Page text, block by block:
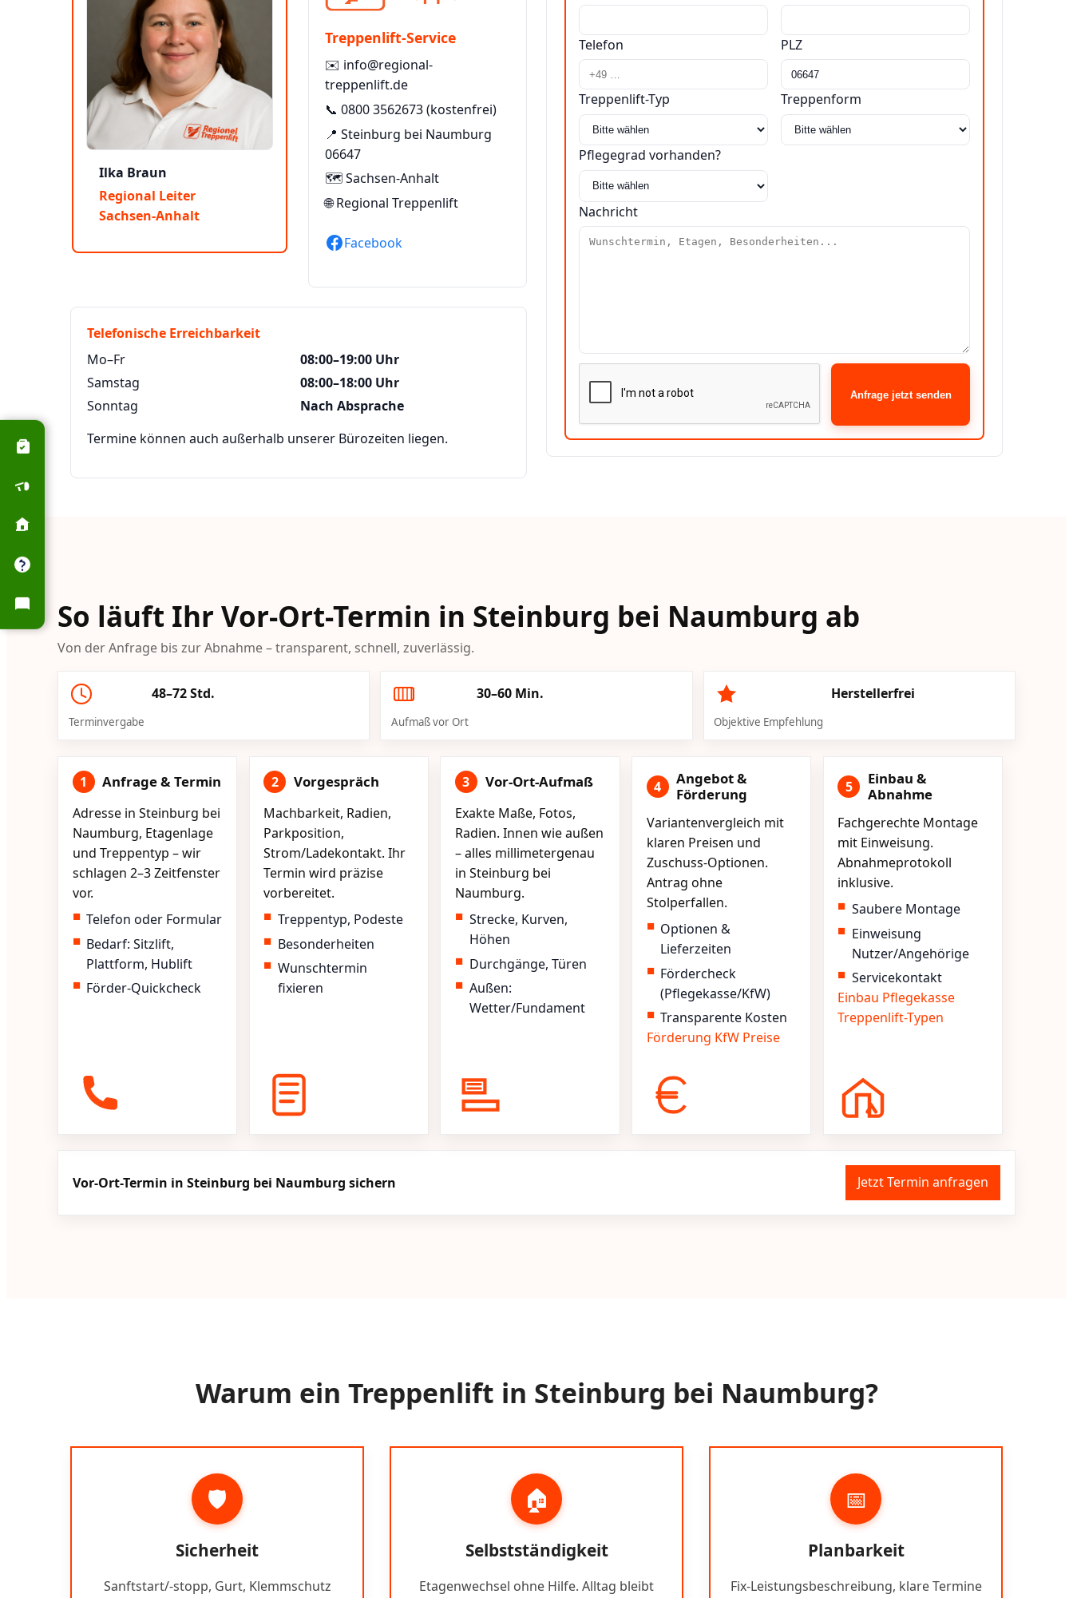
Ilka Braun
Regional Leiter
Sachsen-Anhalt
Treppenlift-Service
✉️ info@regional-
treppenlift.de
📞 0800 3562673(kostenfrei)
📍 Steinburg bei Naumburg
06647
🗺️ Sachsen-Anhalt
🌐Regional Treppenlift
Facebook
Telefonische Erreichbarkeit
Mo–Fr
08:00–19:00 Uhr
Samstag
08:00–18:00 Uhr
Sonntag
Nach Absprache
Termine können auch außerhalb unserer Bürozeiten liegen.
Telefon PLZ
Treppenlift-Typ Treppenform
Pflegegrad vorhanden?
Nachricht
Anfrage jetzt senden
So läuft Ihr Vor-Ort-Termin in Steinburg bei Naumburg ab
Von der Anfrage bis zur Abnahme – transparent, schnell, zuverlässig.
48–72 Std.
Terminvergabe
30–60 Min.
Aufmaß vor Ort
Herstellerfrei
Objektive Empfehlung
1 Anfrage & Termin
Adresse in Steinburg bei
Naumburg, Etagenlage
und Treppentyp – wir
schlagen 2–3 Zeitfenster
vor.
Telefon oder Formular
Bedarf: Sitzlift,
Plattform, Hublift
Förder-Quickcheck
2 Vorgespräch
Machbarkeit, Radien,
Parkposition,
Strom/Ladekontakt. Ihr
Termin wird präzise
vorbereitet.
Treppentyp, Podeste
Besonderheiten
Wunschtermin
fixieren
3 Vor-Ort-Aufmaß
Exakte Maße, Fotos,
Radien. Innen wie außen
– alles millimetergenau
in Steinburg bei
Naumburg.
Strecke, Kurven,
Höhen
Durchgänge, Türen
Außen:
Wetter/Fundament
4
Angebot &
Förderung
Variantenvergleich mit
klaren Preisen und
Zuschuss-Optionen.
Antrag ohne
Stolperfallen.
Optionen &
Lieferzeiten
Fördercheck
(Pflegekasse/KfW)
Transparente Kosten
Förderung KfW Preise
5
Einbau &
Abnahme
Fachgerechte Montage
mit Einweisung.
Abnahmeprotokoll
inklusive.
Saubere Montage
Einweisung
Nutzer/Angehörige
Servicekontakt
Einbau Pflegekasse
Treppenlift-Typen
Vor-Ort-Termin in Steinburg bei Naumburg sichern Jetzt Termin anfragen
Warum ein Treppenlift in Steinburg bei Naumburg?
🛡️
Sicherheit
Sanftstart/-stopp, Gurt, Klemmschutz
🏠
Selbstständigkeit
Etagenwechsel ohne Hilfe. Alltag bleibt
📅
Planbarkeit
Fix-Leistungsbeschreibung, klare Termine